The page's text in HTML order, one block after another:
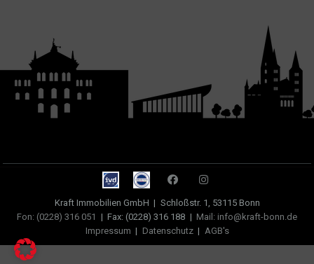
Kraft Immobilien GmbH | Schloßstr. 1, 53115 Bonn
Fon: (0228) 316 051 | Fax: (0228) 316 188 | Mail: info@kraft-bonn.de
Impressum | Datenschutz | AGB's